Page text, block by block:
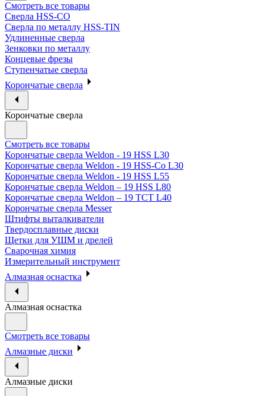
Смотреть все товары
Сверла HSS-CO
Сверла по металлу HSS-TIN
Удлиненные сверла
Зенковки по металлу
Концевые фрезы
Ступенчатые сверла
Корончатые сверла
Корончатые сверла
Смотреть все товары
Корончатые сверла Weldon - 19 HSS L30
Корончатые сверла Weldon - 19 HSS-Co L30
Корончатые сверла Weldon - 19 HSS L55
Корончатые сверла Weldon – 19 HSS L80
Корончатые сверла Weldon – 19 TCT L40
Корончатые сверла Messer
Штифты выталкиватели
Твердосплавные диски
Щетки для УШМ и дрелей
Сварочная химия
Измерительный инструмент
Алмазная оснастка
Алмазная оснастка
Смотреть все товары
Алмазные диски
Алмазные диски